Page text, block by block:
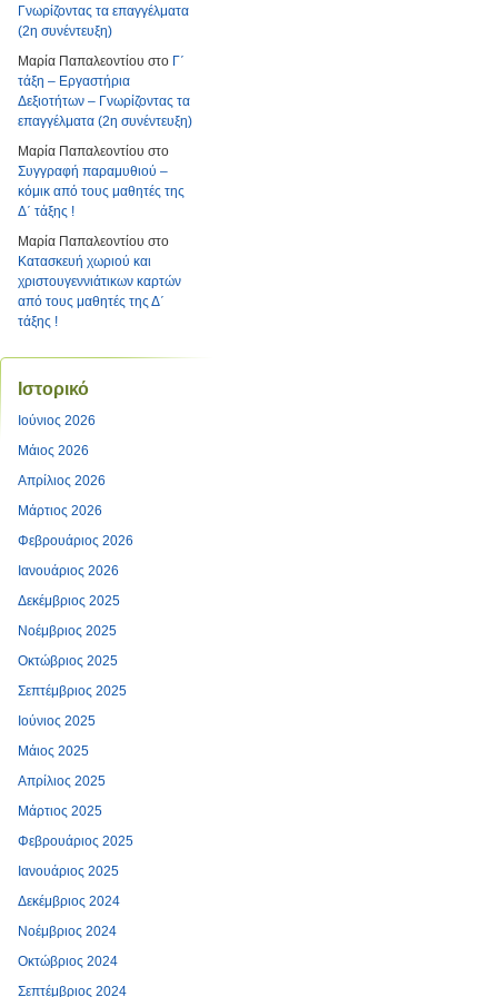
Γνωρίζοντας τα επαγγέλματα
(2η συνέντευξη)
Μαρία Παπαλεοντίου στο Γ΄
τάξη – Εργαστήρια
Δεξιοτήτων – Γνωρίζοντας τα
επαγγέλματα (2η συνέντευξη)
Μαρία Παπαλεοντίου στο
Συγγραφή παραμυθιού –
κόμικ από τους μαθητές της
Δ΄ τάξης !
Μαρία Παπαλεοντίου στο
Κατασκευή χωριού και
χριστουγεννιάτικων καρτών
από τους μαθητές της Δ΄
τάξης !
Ιστορικό
Ιούνιος 2026
Μάιος 2026
Απρίλιος 2026
Μάρτιος 2026
Φεβρουάριος 2026
Ιανουάριος 2026
Δεκέμβριος 2025
Νοέμβριος 2025
Οκτώβριος 2025
Σεπτέμβριος 2025
Ιούνιος 2025
Μάιος 2025
Απρίλιος 2025
Μάρτιος 2025
Φεβρουάριος 2025
Ιανουάριος 2025
Δεκέμβριος 2024
Νοέμβριος 2024
Οκτώβριος 2024
Σεπτέμβριος 2024